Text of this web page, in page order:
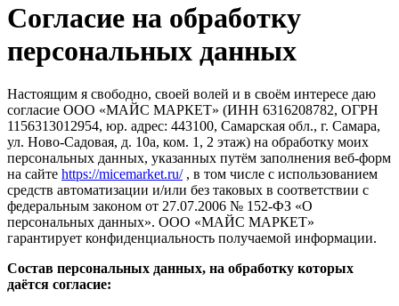
Согласие на обработку
персональных данных
Настоящим я свободно, своей волей и в своём интересе даю
согласие ООО «МАЙС МАРКЕТ» (ИНН 6316208782, ОГРН
1156313012954, юр. адрес: 443100, Самарская обл., г. Самара,
ул. Ново-Садовая, д. 10а, ком. 1, 2 этаж) на обработку моих
персональных данных, указанных путём заполнения веб-форм
на сайте https://micemarket.ru/, в том числе с использованием
средств автоматизации и/или без таковых в соответствии с
федеральным законом от 27.07.2006 № 152-ФЗ «О
персональных данных». ООО «МАЙС МАРКЕТ»
гарантирует конфиденциальность получаемой информации.
Состав персональных данных, на обработку которых
даётся согласие: